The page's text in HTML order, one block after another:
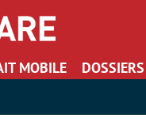
MOBILE DOSSIERS